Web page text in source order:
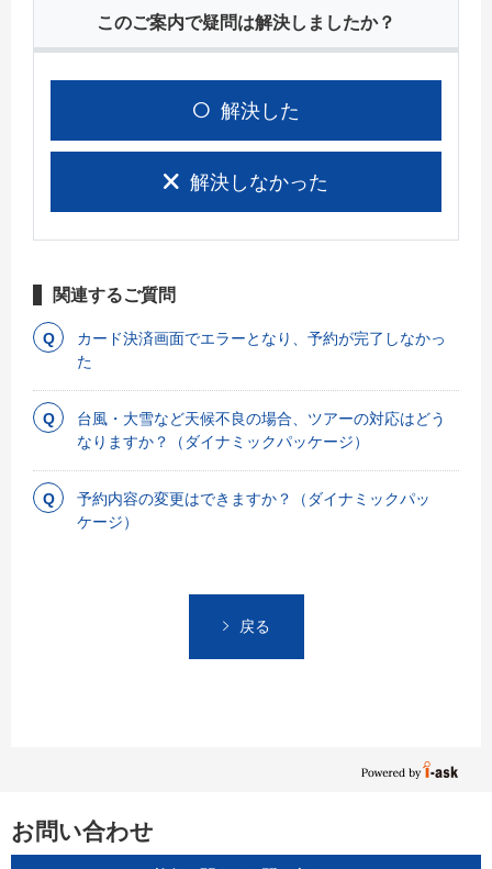
このご案内で疑問は解決しましたか？
解決した
解決しなかった
関連するご質問
カード決済画面でエラーとなり、予約が完了しなかっ
た
台風・大雪など天候不良の場合、ツアーの対応はどう
なりますか？（ダイナミックパッケージ）
予約内容の変更はできますか？（ダイナミックパッ
ケージ）
戻る
お問い合わせ